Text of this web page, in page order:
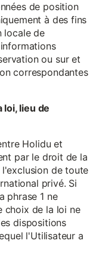
de position
à des fins
locale de
ou sur et
correspondantes
loi, lieu de
Holidu et
par le droit de la
l'exclusion de toute
privé. Si
phrase 1 ne
choix de la loi ne
dispositions
l'Utilisateur a